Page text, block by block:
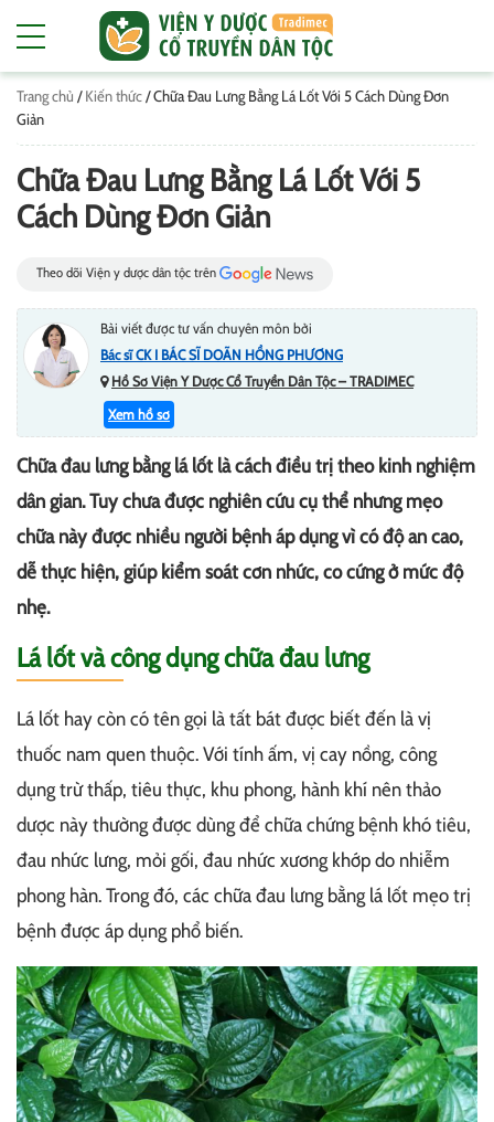
Trang chủ /Kiến thức/Chữa Đau Lưng Bằng Lá Lốt Với 5 Cách Dùng Đơn
Giản
Chữa Đau Lưng Bằng Lá Lốt Với 5
Cách Dùng Đơn Giản
Theo dõi Viện y dược dân tộc trên
Bài viết được tư vấn chuyên môn bởi
Bác sĩ CK I BÁC SĨ DOÃN HỒNG PHƯƠNG
Hồ Sơ Viện Y Dược Cổ Truyền Dân Tộc – TRADIMEC
Xem hồ sơ
Chữa đau lưng bằng lá lốt là cách điều trị theo kinh nghiệm
dân gian. Tuy chưa được nghiên cứu cụ thể nhưng mẹo
chữa này được nhiều người bệnh áp dụng vì có độ an cao,
dễ thực hiện, giúp kiểm soát cơn nhức, co cứng ở mức độ
nhẹ.
Lá lốt và công dụng chữa đau lưng
Lá lốt hay còn có tên gọi là tất bát được biết đến là vị
thuốc nam quen thuộc. Với tính ấm, vị cay nồng, công
dụng trừ thấp, tiêu thực, khu phong, hành khí nên thảo
dược này thường được dùng để chữa chứng bệnh khó tiêu,
đau nhức lưng, mỏi gối, đau nhức xương khớp do nhiễm
phong hàn. Trong đó, các chữa đau lưng bằng lá lốt mẹo trị
bệnh được áp dụng phổ biến.